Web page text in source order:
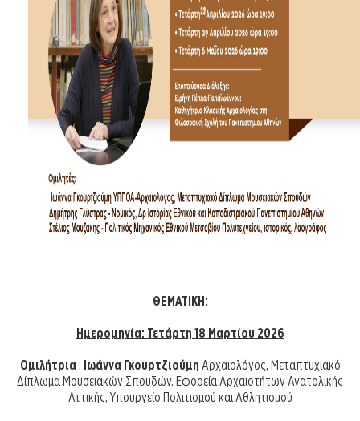
ΘΕΜΑΤΙΚΗ:
Ημερομηνία: Τετάρτη 18 Μαρτίου 2026
Ομιλήτρια: Ιωάννα Γκουρτζιούμη Αρχαιολόγος, Μεταπτυχιακό
Δίπλωμα Μουσειακών Σπουδών. Εφορεία Αρχαιοτήτων Ανατολικής
Αττικής, Υπουργείο Πολιτισμού και Αθλητισμού